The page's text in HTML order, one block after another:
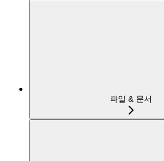
파일 & 문서